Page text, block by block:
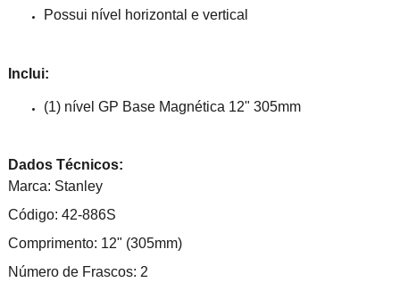
Possui nível horizontal e vertical
Inclui:
(1) nível GP Base Magnética 12" 305mm
Dados Técnicos:
Marca: Stanley
Código: 42-886S
Comprimento: 12" (305mm)
Número de Frascos: 2